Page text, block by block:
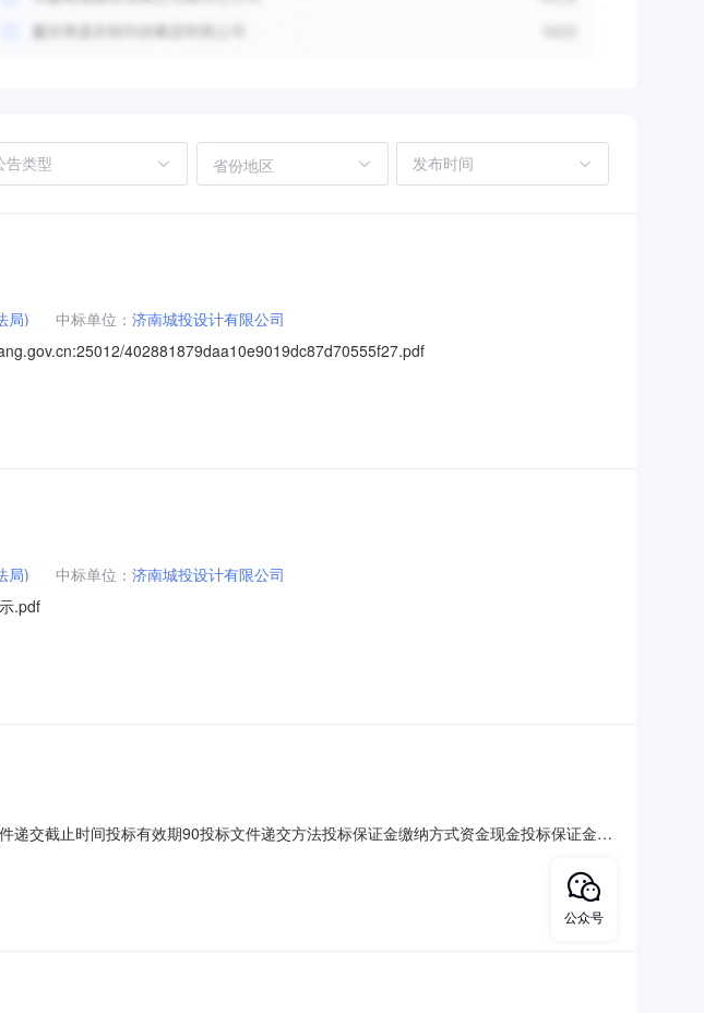
省份地区
局) 中标单位： 济南城投设计有限公司
402881879daa10e9019dc87d70555f27.pdf
局) 中标单位： 济南城投设计有限公司
.pdf
交截止时间投标有效期90投标文件递交方法投标保证金缴纳方式资金现金投标保证金金
公众号